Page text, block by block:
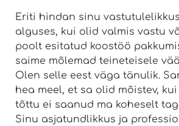
Eriti hindan sinu
alguses, kui olid valmis vastu
poolt esitatud koostöö
saime mõlemad teineteisele
Olen selle eest väga tänulik.
hea meel, et sa olid mõistev,
tõttu ei saanud ma koheselt
Sinu asjatundlikkus ja